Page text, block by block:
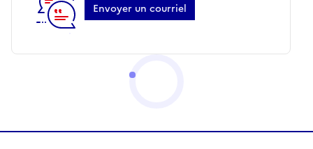
Envoyer un courriel